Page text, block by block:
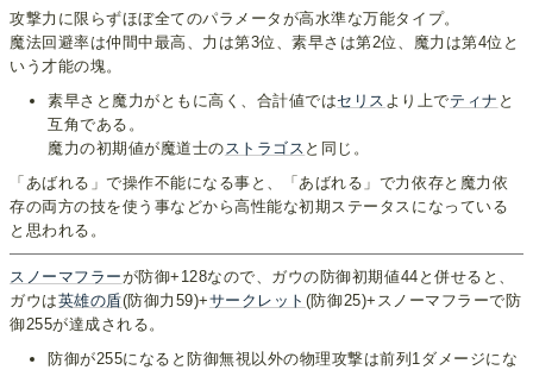
攻撃力に限らずほぼ全てのパラメータが高水準な万能タイプ。
魔法回避率は仲間中最高、力は第3位、素早さは第2位、魔力は第4位と
いう才能の塊。
素早さと魔力がともに高く、合計値ではセリス より上でティナ と
互角である。
魔力の初期値が魔道士の ストラゴス と同じ。
「あばれる」で操作不能になる事と、「あばれる」で力依存と魔力依
存の両方の技を使う事などから高性能な初期ステータスになっている
と思われる。
スノーマフラーが防御+128なので、ガウの防御初期値44と併せると、
ガウは英雄の盾(防御力59)+サークレット (防御25)+スノーマフラーで防
御255が達成される。
防御が255になると防御無視以外の物理攻撃は前列1ダメージにな